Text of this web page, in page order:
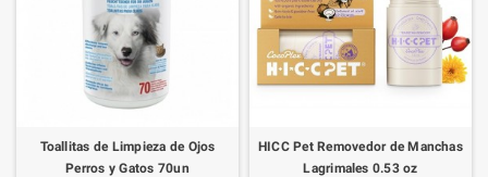
Toallitas de Limpieza de Ojos
Perros y Gatos 70un
HICC Pet Removedor de Manchas
Lagrimales 0.53 oz